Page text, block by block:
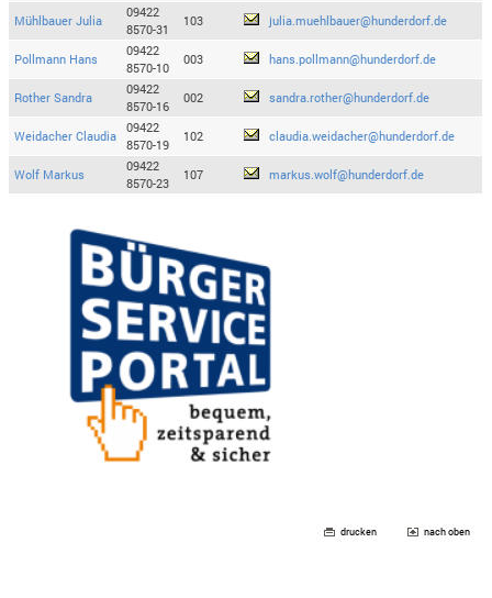
Mühlbauer Julia
09422
8570-31
103 julia.muehlbauer@hunderdorf.de
Pollmann Hans
09422
8570-10
003 hans.pollmann@hunderdorf.de
Rother Sandra
09422
8570-16
002 sandra.rother@hunderdorf.de
Weidacher Claudia
09422
8570-19
102 claudia.weidacher@hunderdorf.de
Wolf Markus
09422
8570-23
107 markus.wolf@hunderdorf.de
drucken nach oben